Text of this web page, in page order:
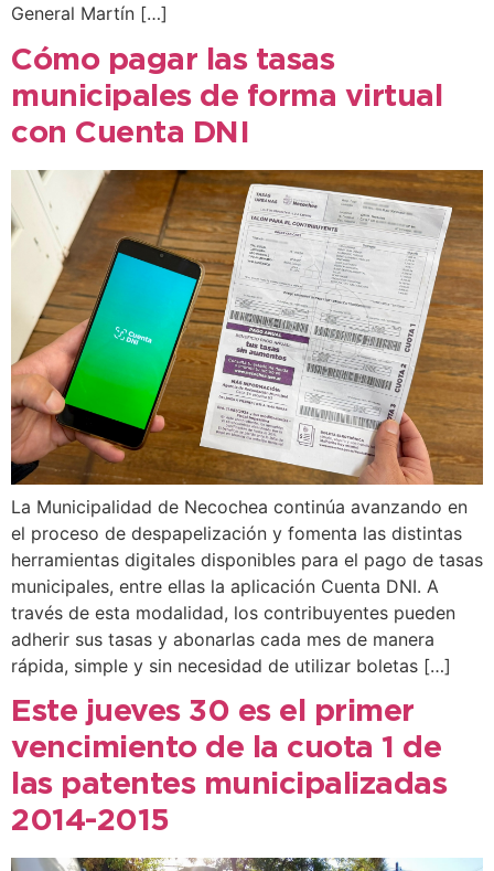
General Martín […]
Cómo pagar las tasas
municipales de forma virtual
con Cuenta DNI
La Municipalidad de Necochea continúa avanzando en
el proceso de despapelización y fomenta las distintas
herramientas digitales disponibles para el pago de tasas
municipales, entre ellas la aplicación Cuenta DNI. A
través de esta modalidad, los contribuyentes pueden
adherir sus tasas y abonarlas cada mes de manera
rápida, simple y sin necesidad de utilizar boletas […]
Este jueves 30 es el primer
vencimiento de la cuota 1 de
las patentes municipalizadas
2014-2015